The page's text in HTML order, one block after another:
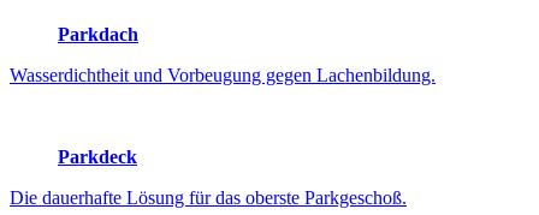
Parkdach
Wasserdichtheit und Vorbeugung gegen Lachenbildung.
Parkdeck
Die dauerhafte Lösung für das oberste Parkgeschoß.